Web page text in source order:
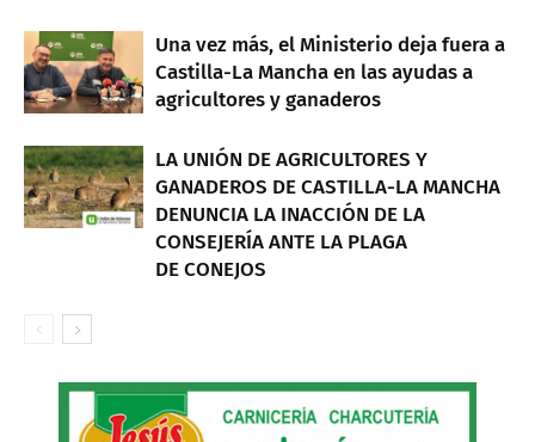
Una vez más, el Ministerio deja fuera a
Castilla-La Mancha en las ayudas a
agricultores y ganaderos
LA UNIÓN DE AGRICULTORES Y
GANADEROS DE CASTILLA-LA MANCHA
DENUNCIA LA INACCIÓN DE LA
CONSEJERÍA ANTE LA PLAGA
DE CONEJOS